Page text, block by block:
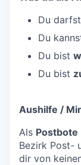
Du
Du
Du bist
Du bist
Aushilfe /
Als Postbote
Bezirk Post-
dir von